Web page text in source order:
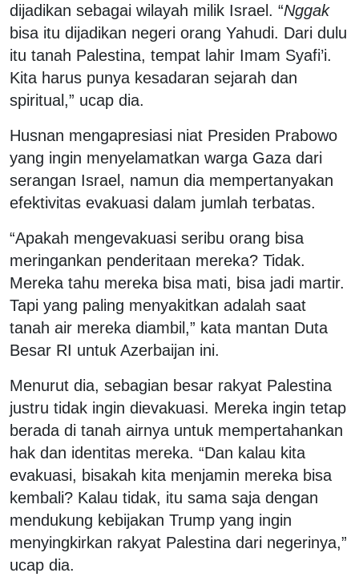
dijadikan sebagai wilayah milik Israel. “Nggak
bisa itu dijadikan negeri orang Yahudi. Dari dulu
itu tanah Palestina, tempat lahir Imam Syafi’i.
Kita harus punya kesadaran sejarah dan
spiritual,” ucap dia.
Husnan mengapresiasi niat Presiden Prabowo
yang ingin menyelamatkan warga Gaza dari
serangan Israel, namun dia mempertanyakan
efektivitas evakuasi dalam jumlah terbatas.
“Apakah mengevakuasi seribu orang bisa
meringankan penderitaan mereka? Tidak.
Mereka tahu mereka bisa mati, bisa jadi martir.
Tapi yang paling menyakitkan adalah saat
tanah air mereka diambil,” kata mantan Duta
Besar RI untuk Azerbaijan ini.
Menurut dia, sebagian besar rakyat Palestina
justru tidak ingin dievakuasi. Mereka ingin tetap
berada di tanah airnya untuk mempertahankan
hak dan identitas mereka. “Dan kalau kita
evakuasi, bisakah kita menjamin mereka bisa
kembali? Kalau tidak, itu sama saja dengan
mendukung kebijakan Trump yang ingin
menyingkirkan rakyat Palestina dari negerinya,”
ucap dia.